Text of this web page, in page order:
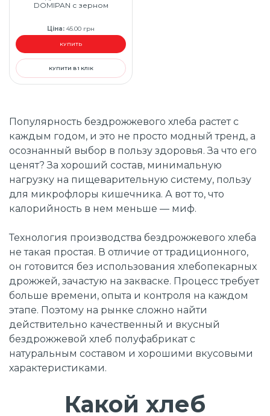
DOMIPAN с зерном
Ціна: 45.00 грн
КУПИТЬ
КУПИТИ В 1 КЛІК
Популярность бездрожжевого хлеба растет с
каждым годом, и это не просто модный тренд, а
осознанный выбор в пользу здоровья. За что его
ценят? За хороший состав, минимальную
нагрузку на пищеварительную систему, пользу
для микрофлоры кишечника. А вот то, что
калорийность в нем меньше — миф.
Технология производства бездрожжевого хлеба
не такая простая. В отличие от традиционного,
он готовится без использования хлебопекарных
дрожжей, зачастую на закваске. Процесс требует
больше времени, опыта и контроля на каждом
этапе. Поэтому на рынке сложно найти
действительно качественный и вкусный
бездрожжевой хлеб полуфабрикат с
натуральным составом и хорошими вкусовыми
характеристиками.
Какой хлеб